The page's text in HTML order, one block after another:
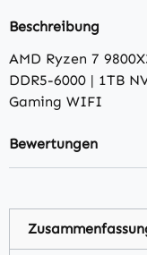
Beschreibung
AMD Ryzen 7
DDR5-6000 | 1TB
Gaming WIFI
Bewertungen